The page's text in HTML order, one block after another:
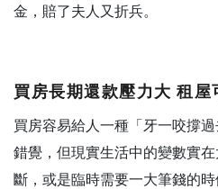
金，賠了夫人又折兵。
買房長期還款壓力大 租屋
買房容易給人一種「牙一咬撐
錯覺，但現實生活中的變數實
斷，或是臨時需要一大筆錢的